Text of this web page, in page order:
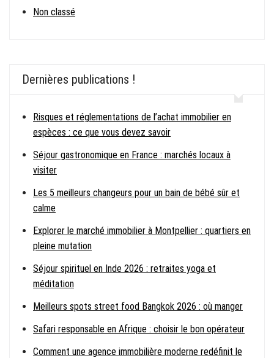
Non classé
Dernières publications !
Risques et réglementations de l’achat immobilier en
espèces : ce que vous devez savoir
Séjour gastronomique en France : marchés locaux à
visiter
Les 5 meilleurs changeurs pour un bain de bébé sûr et
calme
Explorer le marché immobilier à Montpellier : quartiers en
pleine mutation
Séjour spirituel en Inde 2026 : retraites yoga et
méditation
Meilleurs spots street food Bangkok 2026 : où manger
Safari responsable en Afrique : choisir le bon opérateur
Comment une agence immobilière moderne redéfinit le